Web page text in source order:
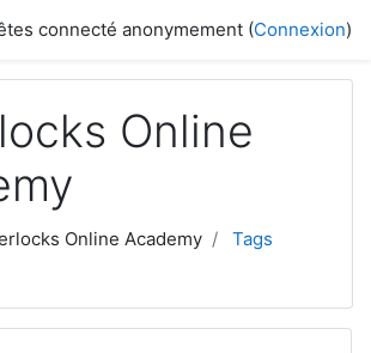
connecté anonymement (Connexion)
Online
Online Academy
Tags